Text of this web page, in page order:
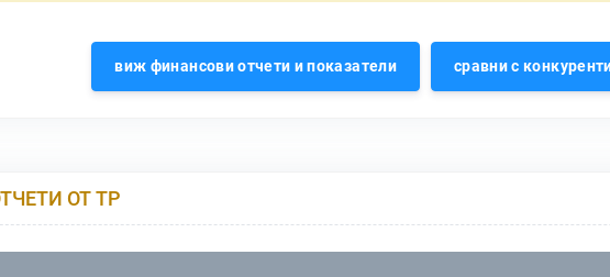
виж финансови отчети и показатели сравни с
ОТ ТР